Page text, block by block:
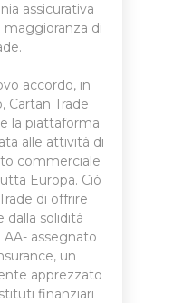
assicurativa
maggioranza di
accordo, in
Cartan Trade
la piattaforma
alle attività di
commerciale
Europa. Ciò
di offrire
dalla solidità
assegnato
un
apprezzato
finanziari